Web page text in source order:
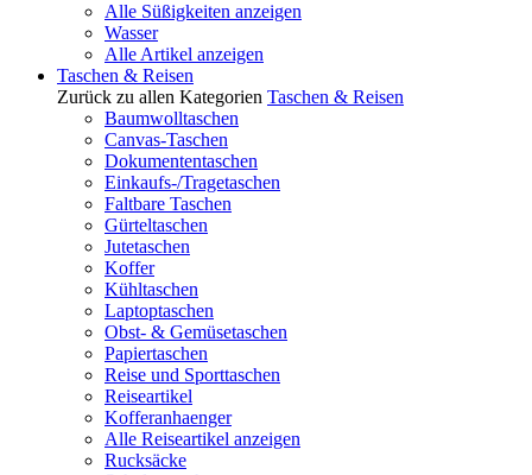
Alle Süßigkeiten anzeigen
Wasser
Alle Artikel anzeigen
Taschen & Reisen
Zurück zu allen Kategorien Taschen & Reisen
Baumwolltaschen
Canvas-Taschen
Dokumententaschen
Einkaufs-/Tragetaschen
Faltbare Taschen
Gürteltaschen
Jutetaschen
Koffer
Kühltaschen
Laptoptaschen
Obst- & Gemüsetaschen
Papiertaschen
Reise und Sporttaschen
Reiseartikel
Kofferanhaenger
Alle Reiseartikel anzeigen
Rucksäcke